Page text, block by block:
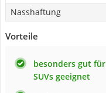
Nasshaftung
Vorteile
besonders gut für
SUVs geeignet